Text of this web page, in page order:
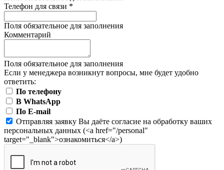
Телефон для связи *
Поля обязательное для заполнения
Комментарий
Поля обязательное для заполнения
Если у менеджера возникнут вопросы, мне будет удобно
ответить:
По телефону
В WhatsApp
По E-mail
Отправляя заявку Вы даёте согласие на обработку ваших
персональных данных (<a href="/personal"
target="_blank">ознакомиться</a>)